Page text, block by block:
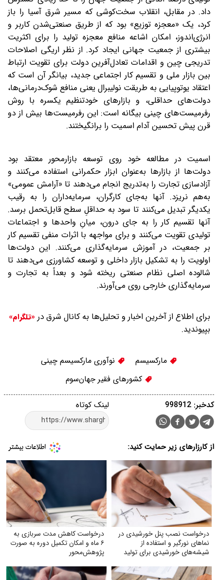
داد. در مقابل، انقلاب سخت‌کوشی که مسیر شرق آسیا را باز
کرد، یک «معجزه توزیع» بود که از طریق صنعتی‌‌شدن کاربر و
انرژی‌‌اندوز، امکان اشاعه منافع معجزه تولید را برای اکثریت
بیشتری از جمعیت جهانی ایجاد کرد. از نظر اریگی اصلاحات
تدریجی چین و اقدامات تعادل‌آفرین دولت برای تقویت ارتباط
بین بازار ملی و تقسیم‌ ‎کار اجتماعی جدید، بیانگر آن است که
اعتقاد یوتوپیایی به طریقت نولیبرال یعنی منافع شوک‌درمانی‌ها،
دولت‌‌های حداقلی، و بازارهای خودتنظیم یکسره با روش
رفرمیست‌‌های چینی بیگانه است: این رفرمیست‌ها بیش از دو
قرن پیش تحسین آدام اسمیت را برانگیختند.
اسمیت در مطالعه خود روی توسعه بازارمحور معتقد بود
دولت‌‌ها از بازارها به‌عنوان ابزار حکمرانی استفاده می‌‌کنند و
آزاد‌سازی تجارت را به‌تدریج انجام می‌‌دهند تا «آرامش عمومی»
به‌هم نریزد. آنها به‌جای کارگران، سرمایه‌‌داران را به رقیب
یکدیگر تبدیل می‌‌کنند تا سود به حداقلِ سطح قابل‌تحمل برسد.
آنها تقسیم کار را به‌ جای درون، میانِ واحدها و اجتماعات
تولیدی تقویت می‌‌کنند و برای مواجهه با اثرات منفی تقسیم کار
بر جمعیت، در آموزش سرمایه‌‌گذاری می‌‌کنند. این دولت‌‌ها
اولویت را به تشکیل بازار داخلی و توسعه کشاورزی می‌دهند تا
شالوده اصلی نظام صنعتی ریخته شود و بعداً به تجارت و
سرمایه‌‌گذاری خارجی روی می‌آورند.
برای اطلاع از آخرین اخبار و تحلیل‌ها به کانال شرق در «تلگرام»
بپیوندید.
مارکسیسم
نوآوری‌ مارکسیسم چینی
کشورهای فقیر جهان‌سوم
لینک کوتاه کدخبر: 998912
از کارزارهای زیر حمایت کنید:
درخواست نصب پنل خورشیدی در
نماهای نورگیر و استفاده از
شیشه‌های خورشیدی برای تولید
درخواست کاهش مدت سربازی به
۶ ماه و امکان تکمیل دوره به صورت
پژوهش‌محور